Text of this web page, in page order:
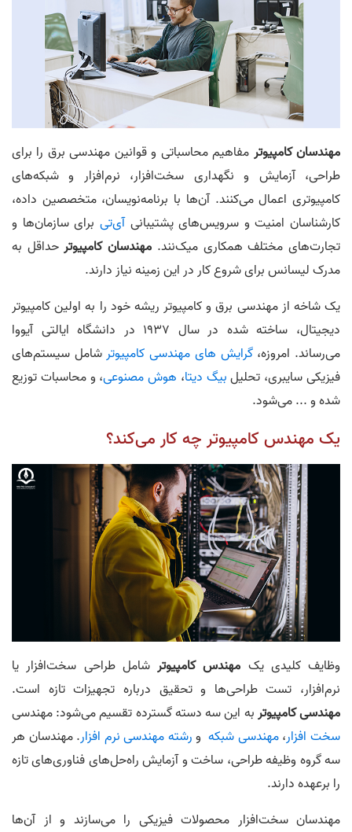
مهندسان کامپیوتر مفاهیم محاسباتی و قوانین مهندسی برق را برای
طراحی، آزمایش و نگهداری سخت‌افزار، نرم‌افزار و شبکه‌های
کامپیوتری اعمال می‌کنند. آن‌ها با برنامه‌نویسان، متخصصین داده،
کارشناسان امنیت و سرویس‌های پشتیبانیآی‌تی برای سازمان‌ها و
تجارت‌های مختلف همکاری میک‌نند. مهندسان کامپیوترحداقل به
مدرک لیسانس برای شروع کار در این زمینه نیاز دارند.
یک شاخه از مهندسی برق و کامپیوتر ریشه خود را به اولین کامپیوتر
دیجیتال، ساخته شده در سال 1937 در دانشگاه ایالتی آیووا
می‌رساند. امروزه،گرایش های مهندسی کامپیوترشامل سیستم‌های
فیزیکی سایبری، تحلیلبیگ دیتا، هوش مصنوعی، و محاسبات توزیع
شده و ... می‌شود.
یک مهندس کامپیوتر چه کار می‌کند؟
وظایف کلیدی یک مهندس کامپیوتر شامل طراحی سخت‌افزار یا
نرم‌افزار، تست طراحی‌ها و تحقیق درباره تجهیزات تازه است.
مهندسی کامپیوتربه این سه دسته گسترده تقسیم می‌شود: مهندسی
سخت افزار،مهندسی شبکهورشته مهندسی نرم افزار. مهندسان هر
سه گروه وظیفه طراحی، ساخت و آزمایش راه‌حل‌های فناوری‌های تازه
را برعهده دارند.
مهندسان سخت‌افزار محصولات فیزیکی را می‌سازند و از آن‌ها